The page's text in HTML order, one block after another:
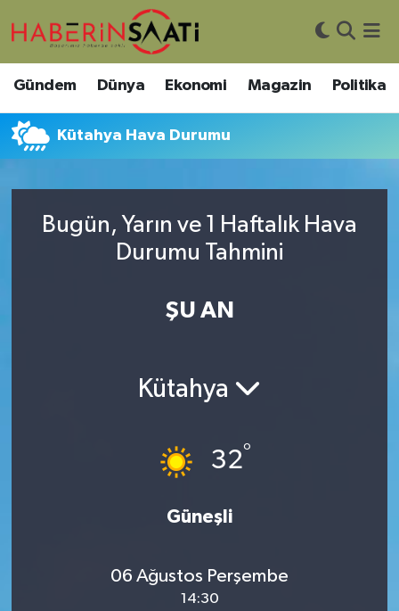
Gündem Dünya Ekonomi Magazin Politika
Kütahya Hava Durumu
Bugün, Yarın ve 1 Haftalık Hava
Durumu Tahmini
ŞU AN
Kütahya
32°
Güneşli
06 Ağustos Perşembe
14:30
Asayiş
Bilim ve Teknoloji
Çevre
Magazin
Nöbetçi Eczaneler
Hava Durumu
Trafik Durumu
Tüm Manşetler